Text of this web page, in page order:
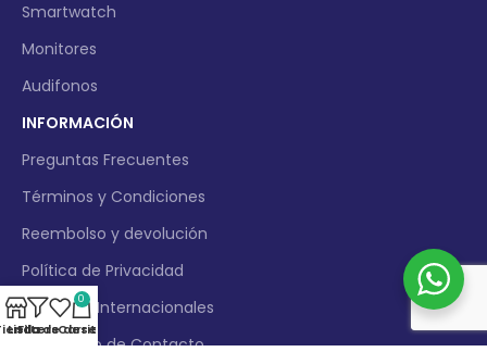
Smartwatch
Monitores
Audifonos
INFORMACIÓN
Preguntas Frecuentes
Términos y Condiciones
Reembolso y devolución
Política de Privacidad
Compras Internacionales
Formulario de Contacto
Filters
Lista de deseos
0
Carrito